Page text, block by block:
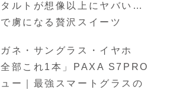
ルトが想像以上にヤバい…
虜になる贅沢スイーツ
ガネ・サングラス・イヤホ
全部これ1本」PAXA S7PRO
ー｜最強スマートグラスの